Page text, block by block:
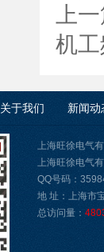
上
机
关于我们 新闻动
上海旺徐电气
上海旺徐电气
QQ号码：
地 址：上海市
总访问量：